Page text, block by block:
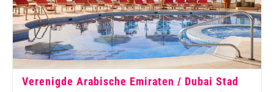
Verenigde Arabische Emiraten / Dubai Stad